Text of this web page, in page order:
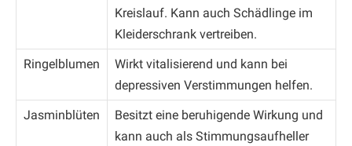
Kreislauf. Kann auch Schädlinge im
Kleiderschrank vertreiben.
Ringelblumen
Wirkt vitalisierend und kann bei
depressiven Verstimmungen helfen.
Jasminblüten
Besitzt eine beruhigende Wirkung und
kann auch als Stimmungsaufheller